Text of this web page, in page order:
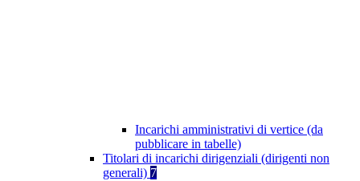
Incarichi amministrativi di vertice (da
pubblicare in tabelle)
Titolari di incarichi dirigenziali (dirigenti non
generali) 7